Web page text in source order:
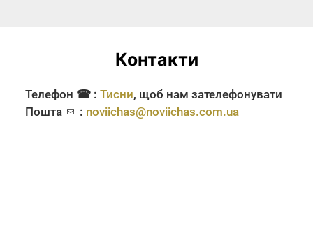
Контакти
Телефон ☎ : Тисни, щоб нам зателефонувати
Пошта
: noviichas@noviichas.com.ua